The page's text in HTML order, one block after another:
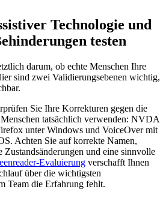
Technologie und
testen
darum, ob echte Menschen Ihre
sind zwei Validierungsebenen wichtig,
Sie Ihre Korrekturen gegen die
tatsächlich verwenden: NVDA
unter Windows und VoiceOver mit
Achten Sie auf korrekte Namen,
Zustandsänderungen und eine sinnvolle
Evaluierung verschafft Ihnen
über die wichtigsten
Team die Erfahrung fehlt.